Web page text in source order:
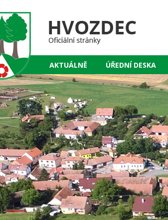
AKTUÁLNĚ ÚŘEDNÍ DESKA